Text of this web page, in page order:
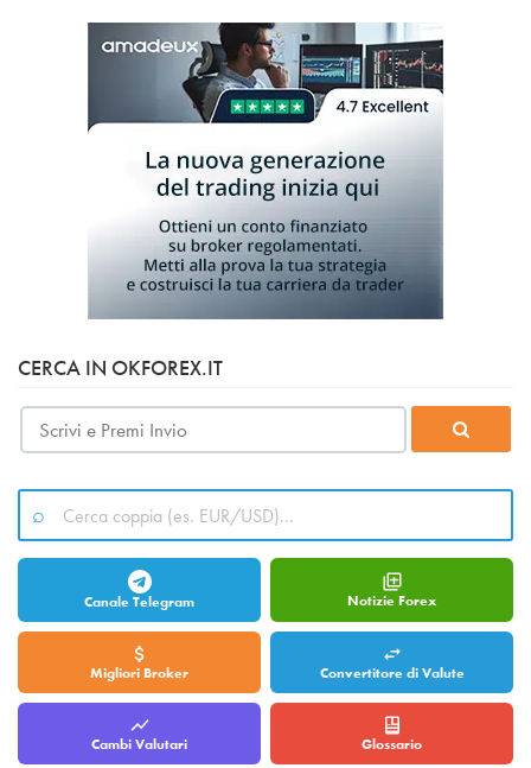
CERCA IN OKFOREX.IT
Canale Telegram Notizie Forex
Migliori Broker Convertitore di Valute
Cambi Valutari Glossario